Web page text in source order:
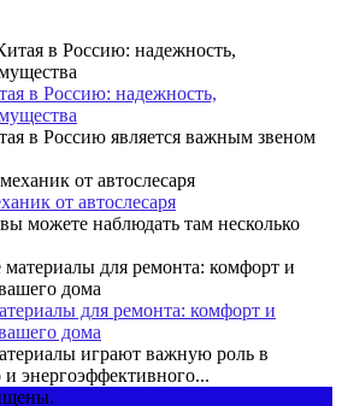
в Россию: надежность,
в Россию является важным звеном
от автослесаря
можете наблюдать там несколько
для ремонта: комфорт и
дома
играют важную роль в
энергоэффективного...